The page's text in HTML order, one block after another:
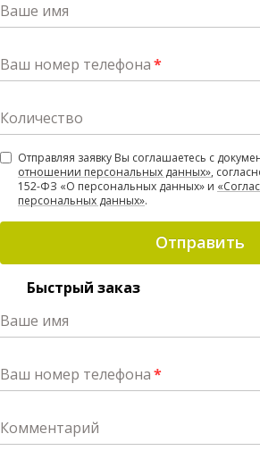
Ваше имя
Ваш номер телефона*
Количество
Отправляя заявку Вы соглашаетесь с
отношении персональных данных»,
152-ФЗ «О персональных данных» и
персональных данных».
Отправить
Быстрый заказ
Ваше имя
Ваш номер телефона*
Комментарий